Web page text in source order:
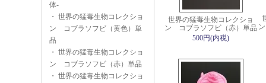
体-
・ 世界の猛毒生物コレクショ
ン コブラソフビ（黄色）単
品
・ 世界の猛毒生物コレクショ
ン コブラソフビ（赤）単品
・ 世界の猛毒生物コレクショ
世界の猛毒生物コレクショ
ン コブラソフビ（赤）単品
500円(内税)